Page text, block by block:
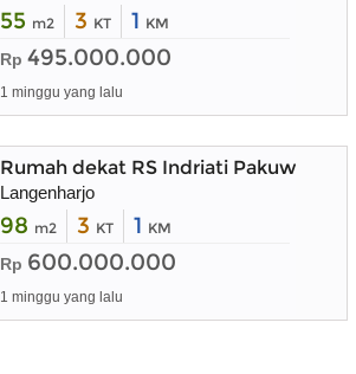
55 m2 3 KT 1 KM
Rp 495.000.000
1 minggu yang lalu
Rumah dekat RS Indriati Pakuwon
Langenharjo
98 m2 3 KT 1 KM
Rp 600.000.000
1 minggu yang lalu